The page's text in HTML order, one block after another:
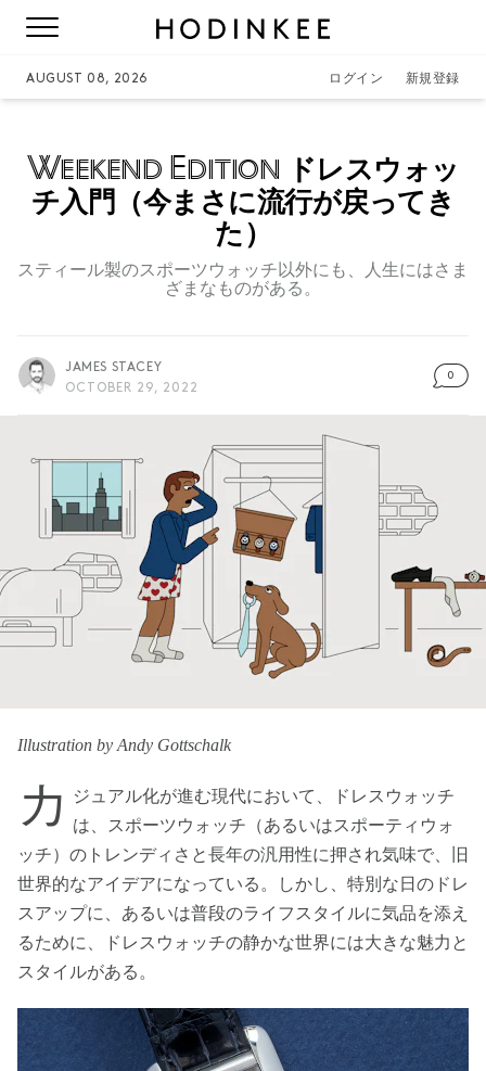
AUGUST 08, 2026 ログイン 新規登録
Weekend Edition ドレスウォッ
チ入門（今まさに流行が戻ってき
た）
スティール製のスポーツウォッチ以外にも、人生にはさま
ざまなものがある。
JAMES STACEY
OCTOBER 29, 2022
0
Illustration by Andy Gottschalk
カ
ジュアル化が進む現代において、ドレスウォッチ
は、スポーツウォッチ（あるいはスポーティウォ
ッチ）のトレンディさと長年の汎用性に押され気味で、旧
世界的なアイデアになっている。しかし、特別な日のドレ
スアップに、あるいは普段のライフスタイルに気品を添え
るために、ドレスウォッチの静かな世界には大きな魅力と
スタイルがある。